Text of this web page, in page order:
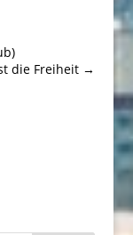
die Freiheit →